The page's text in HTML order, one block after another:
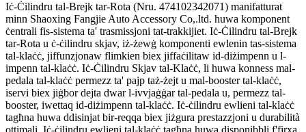
Iċ-Ċilindru tal-Brejk tar-Rota (Nru. 474102342071) manifatturat
minn Shaoxing Fangjie Auto Accessory Co,.ltd. huwa komponent
ċentrali fis-sistema ta' trasmissjoni tat-trakkijiet. Iċ-Ċilindru tal-Brejk
tar-Rota u ċ-ċilindru skjav, iż-żewġ komponenti ewlenin tas-sistema
tal-klaċċ, jiffunzjonaw flimkien biex jiffaċilitaw id-diżimpenn u l-
impenn tal-klaċċ. Iċ-Ċilindru Skjav tal-Klaċċ, li huwa konness mal-
pedala tal-klaċċ permezz ta' pajp taż-żejt u mal-booster tal-klaċċ,
iservi biex jiġbor dejta dwar l-ivvjaġġar tal-pedala u, permezz tal-
booster, iwettaq id-diżimpenn tal-klaċċ. Iċ-ċilindru ewlieni tal-klaċċ
tagħna huwa ddisinjat bir-reqqa biex jiżgura prestazzjoni u durabilità